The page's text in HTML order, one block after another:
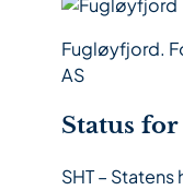
Fugløyfjord.
AS
Status
SHT –